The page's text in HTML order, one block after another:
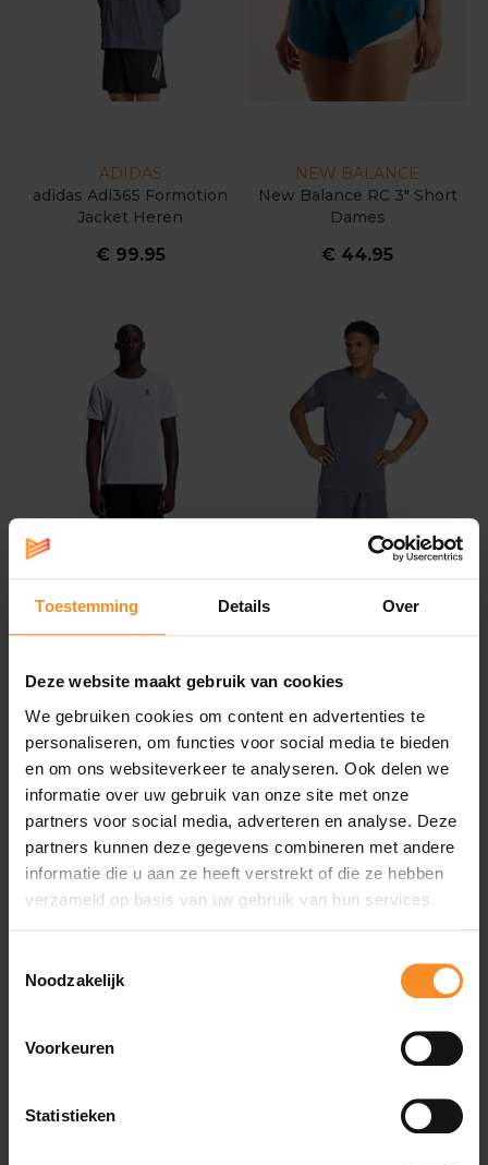
Toestemming Details Over
Deze website maakt gebruik van cookies
We gebruiken cookies om content en advertenties te
personaliseren, om functies voor social media te bieden
en om ons websiteverkeer te analyseren. Ook delen we
informatie over uw gebruik van onze site met onze
partners voor social media, adverteren en analyse. Deze
partners kunnen deze gegevens combineren met andere
informatie die u aan ze heeft verstrekt of die ze hebben
verzameld op basis van uw gebruik van hun services.
Noodzakelijk
Voorkeuren
Statistieken
ADIDAS
adidas Adi365 Formotion
Jacket Heren
€ 99.95
NEW BALANCE
New Balance RC 3" Short
Dames
€ 44.95
ON
€ 79.95
ADIDAS
€ 34.95
adidas Adi365 Climacool
€ 34.95
Stance Pace Light Quarter